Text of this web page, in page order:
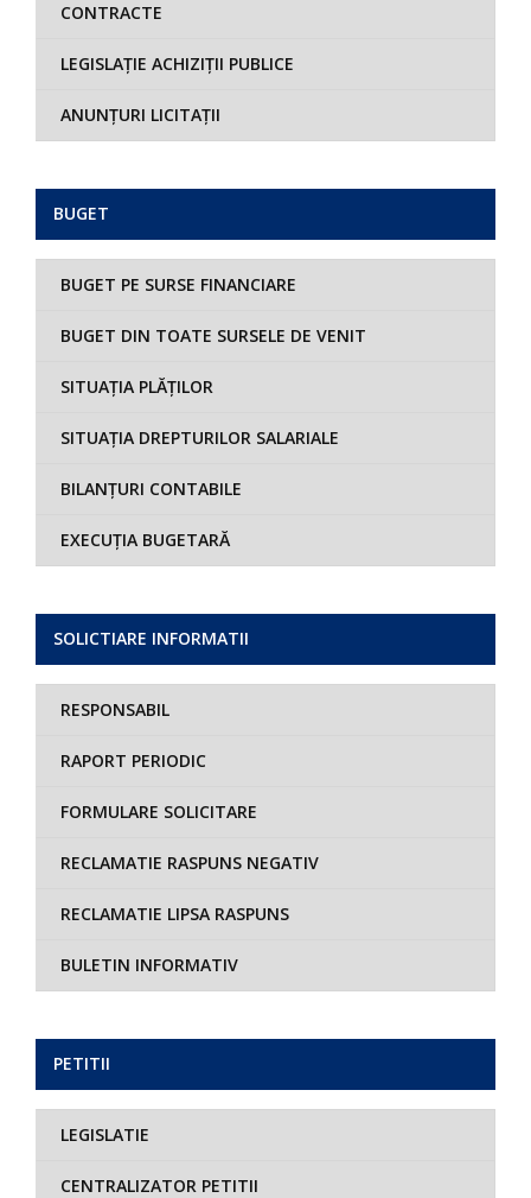
CONTRACTE
LEGISLAȚIE ACHIZIȚII PUBLICE
ANUNȚURI LICITAȚII
BUGET
BUGET PE SURSE FINANCIARE
BUGET DIN TOATE SURSELE DE VENIT
SITUAȚIA PLĂȚILOR
SITUAȚIA DREPTURILOR SALARIALE
BILANȚURI CONTABILE
EXECUȚIA BUGETARĂ
SOLICTIARE INFORMATII
RESPONSABIL
RAPORT PERIODIC
FORMULARE SOLICITARE
RECLAMATIE RASPUNS NEGATIV
RECLAMATIE LIPSA RASPUNS
BULETIN INFORMATIV
PETITII
LEGISLATIE
CENTRALIZATOR PETITII